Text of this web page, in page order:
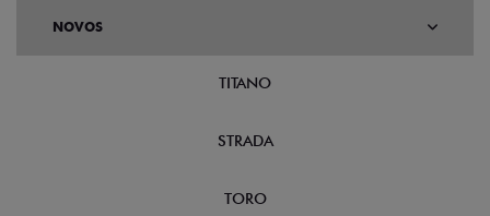
NOVOS
TITANO
STRADA
TORO